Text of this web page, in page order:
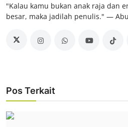
"Kalau kamu bukan anak raja dan
besar, maka jadilah penulis." ―
Pos Terkait